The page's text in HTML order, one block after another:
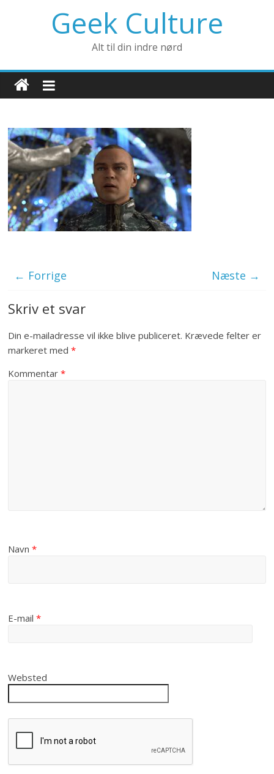
Geek Culture
Alt til din indre nørd
← Forrige Næste →
Skriv et svar
Din e-mailadresse vil ikke blive publiceret. Krævede felter er
markeret med*
Kommentar*
Navn*
E-mail*
Websted